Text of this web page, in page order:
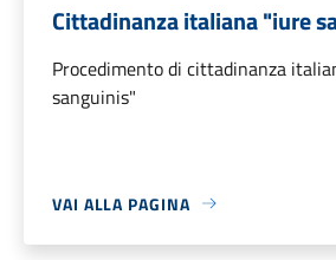
Cittadinanza italiana "iure
Procedimento di cittadinanza
sanguinis"
VAI ALLA PAGINA